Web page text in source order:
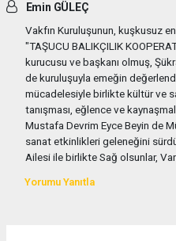
Emin GÜLEÇ
Vakfın Kuruluşunun, kuşkusuz
"TAŞUCU BALIKÇILIK
kurucusu ve başkanı olmuş,
de kuruluşuyla emeğin
mücadelesiyle birlikte kültür ve
tanışması, eğlence ve
Mustafa Devrim Eyce Beyin de
sanat etkinlikleri geleneğini
Ailesi ile birlikte Sağ olsunlar,
Yorumu Yanıtla